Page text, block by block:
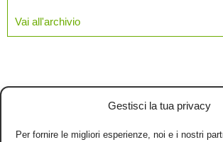
Gestisci la tua privacy
Per fornire le migliori esperienze, noi e i nostri
Vai all'archivio